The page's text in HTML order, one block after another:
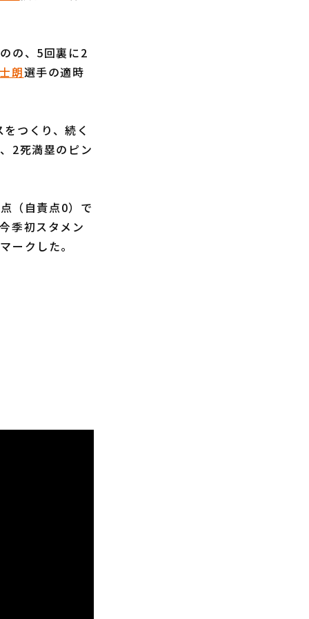
の、5回裏に2
朗選手の適時
つくり、続く
2死満塁のピン
（自責点0）で
季初スタメン
ークした。